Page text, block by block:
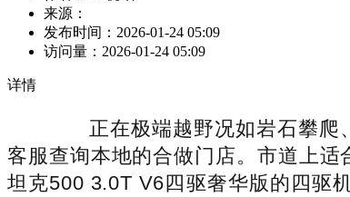
来源：
发布时间： 2026-01-24 05:09
访问量： 2026-01-24 05:09
详情
正在极端越野况如岩石攀爬
客服查询本地的合做门店。市道上
坦克500 3.0T V6四驱奢华版的四驱